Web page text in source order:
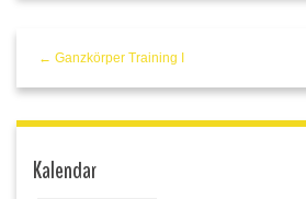
← Ganzkörper Training I
Kalendar